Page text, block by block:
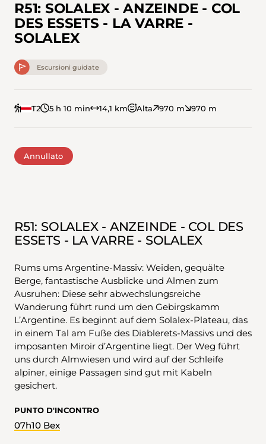
R51: SOLALEX - ANZEINDE - COL
DES ESSETS - LA VARRE -
SOLALEX
Escursioni guidate
T2 5 h 10 min 14,1 km Alta 970 m 970 m
Annullato
R51: SOLALEX - ANZEINDE - COL DES
ESSETS - LA VARRE - SOLALEX
Rums ums Argentine-Massiv: Weiden, gequälte
Berge, fantastische Ausblicke und Almen zum
Ausruhen: Diese sehr abwechslungsreiche
Wanderung führt rund um den Gebirgskamm
L’Argentine. Es beginnt auf dem Solalex-Plateau, das
in einem Tal am Fuße des Diablerets-Massivs und des
imposanten Miroir d’Argentine liegt. Der Weg führt
uns durch Almwiesen und wird auf der Schleife
alpiner, einige Passagen sind gut mit Kabeln
gesichert.
PUNTO D'INCONTRO
07h10 Bex